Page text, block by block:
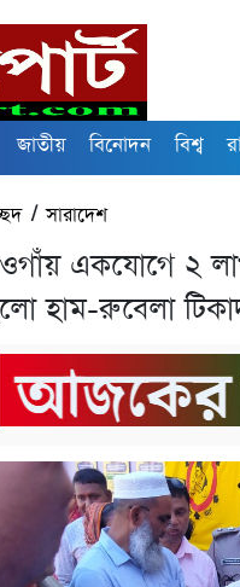
জাতীয় বিনোদন বিশ্ব
/সারাদেশ
একযোগে ২
হাম-রুবেলা